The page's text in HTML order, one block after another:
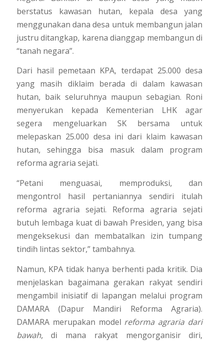
berstatus kawasan hutan, kepala desa yang
menggunakan dana desa untuk membangun jalan
justru ditangkap, karena dianggap membangun di
“tanah negara”.
Dari hasil pemetaan KPA, terdapat 25.000 desa
yang masih diklaim berada di dalam kawasan
hutan, baik seluruhnya maupun sebagian. Roni
menyerukan kepada Kementerian LHK agar
segera mengeluarkan SK bersama untuk
melepaskan 25.000 desa ini dari klaim kawasan
hutan, sehingga bisa masuk dalam program
reforma agraria sejati.
“Petani menguasai, memproduksi, dan
mengontrol hasil pertaniannya sendiri itulah
reforma agraria sejati. Reforma agraria sejati
butuh lembaga kuat di bawah Presiden, yang bisa
mengeksekusi dan membatalkan izin tumpang
tindih lintas sektor,” tambahnya.
Namun, KPA tidak hanya berhenti pada kritik. Dia
menjelaskan bagaimana gerakan rakyat sendiri
mengambil inisiatif di lapangan melalui program
DAMARA (Dapur Mandiri Reforma Agraria).
DAMARA merupakan model reforma agraria dari
bawah, di mana rakyat mengorganisir diri,